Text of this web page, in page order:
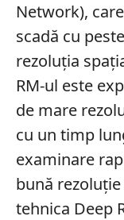
Network),
scadă cu
rezoluția
RM-ul este
de mare
cu un timp
examinare
bună
tehnica Deep